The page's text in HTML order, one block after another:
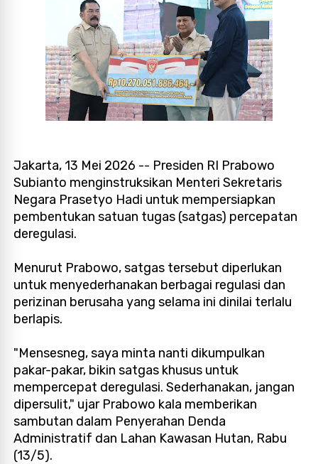
Jakarta, 13 Mei 2026 -- Presiden RI Prabowo
Subianto menginstruksikan Menteri Sekretaris
Negara Prasetyo Hadi untuk mempersiapkan
pembentukan satuan tugas (satgas) percepatan
deregulasi.
Menurut Prabowo, satgas tersebut diperlukan
untuk menyederhanakan berbagai regulasi dan
perizinan berusaha yang selama ini dinilai terlalu
berlapis.
"Mensesneg, saya minta nanti dikumpulkan
pakar-pakar, bikin satgas khusus untuk
mempercepat deregulasi. Sederhanakan, jangan
dipersulit," ujar Prabowo kala memberikan
sambutan dalam Penyerahan Denda
Administratif dan Lahan Kawasan Hutan, Rabu
(13/5).